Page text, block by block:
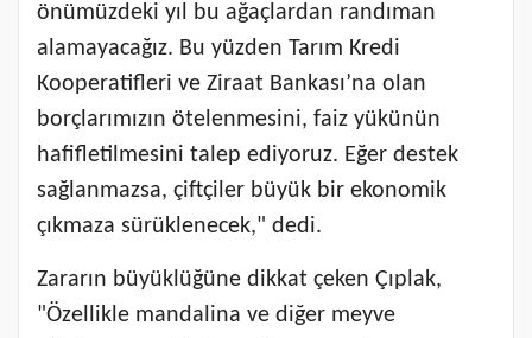
önümüzdeki yıl bu ağaçlardan randıman
alamayacağız. Bu yüzden Tarım Kredi
Kooperatifleri ve Ziraat Bankası’na olan
borçlarımızın ötelenmesini, faiz yükünün
hafifletilmesini talep ediyoruz. Eğer destek
sağlanmazsa, çiftçiler büyük bir ekonomik
çıkmaza sürüklenecek," dedi.
Zararın büyüklüğüne dikkat çeken Çıplak,
"Özellikle mandalina ve diğer meyve